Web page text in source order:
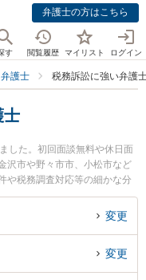
弁護士の方はこちら
す 閲覧履歴 マイリスト ログイン
護士 税務訴訟に強い弁護
士
した。初回面談無料や休日面
沢市や野々市市、小松市など
や税務調査対応等の細かな分
法律事務所の新谷 愛子弁護士
所の安藤 俊文弁護士のプロフ
したい』『初回相談無料で税
予約したい』などでお困りの
変更
変更